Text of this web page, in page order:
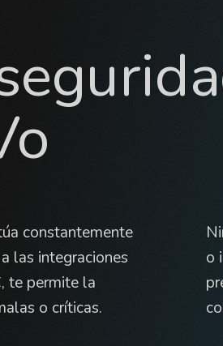
constantemente
las integraciones
te permite la
o críticas.
o